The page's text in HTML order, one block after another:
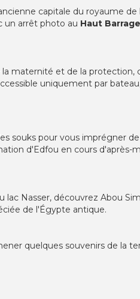
capitale du royaume
un arrêt photo au Haut
la maternité et de la
uniquement par
souks pour vous imprégner
d'Edfou en cours d'après-
lac Nasser, découvrez Abou
de l'Égypte antique.
quelques souvenirs de la